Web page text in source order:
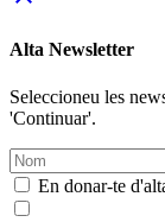
Alta Newsletter
Seleccioneu les
'Continuar'.
En donar-te